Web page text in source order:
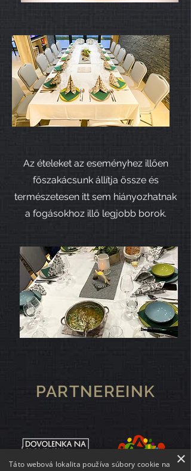
Az ételeket az eseményhez illően
főszakácsunk állítja össze és
természetesen itt sem hiányozhatnak
a fogásokhoz illő legjobb borok.
PARTNEREINK
×
Táto webová lokalita používa súbory cookie na